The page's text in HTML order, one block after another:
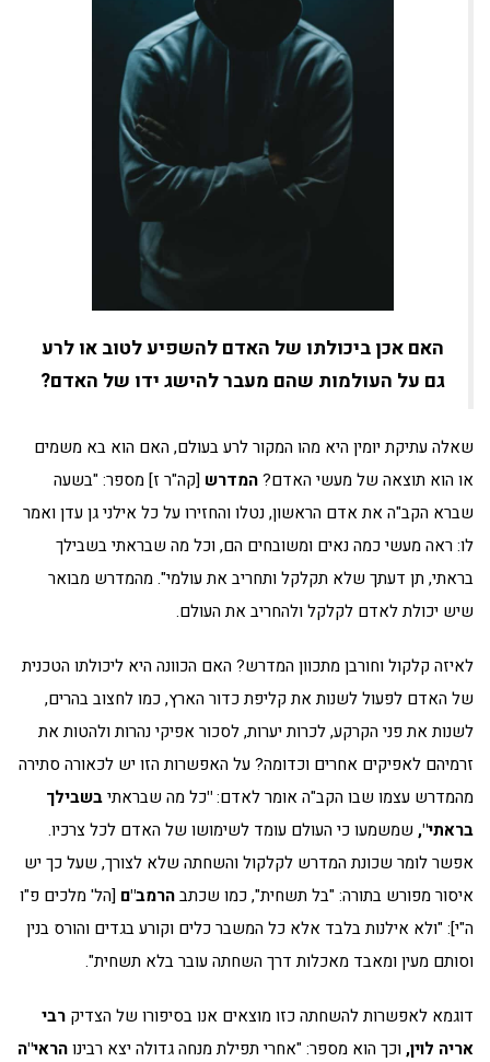
האם אכן ביכולתו של האדם להשפיע לטוב או לרע
גם על העולמות שהם מעבר להישג ידו של האדם?
שאלה עתיקת יומין היא מהו המקור לרע בעולם, האם הוא בא משמים
או הוא תוצאה של מעשי האדם?המדרש [קה"ר ז] מספר: "בשעה
שברא הקב"ה את אדם הראשון, נטלו והחזירו על כל אילני גן עדן ואמר
לו: ראה מעשי כמה נאים ומשובחים הם, וכל מה שבראתי בשבילך
בראתי, תן דעתך שלא תקלקל ותחריב את עולמי". מהמדרש מבואר
שיש יכולת לאדם לקלקל ולהחריב את העולם.
לאיזה קלקול וחורבן מתכוון המדרש? האם הכוונה היא ליכולתו הטכנית
של האדם לפעול לשנות את קליפת כדור הארץ, כמו לחצוב בהרים,
לשנות את פני הקרקע, לכרות יערות, לסכור אפיקי נהרות ולהטות את
זרמיהם לאפיקים אחרים וכדומה? על האפשרות הזו יש לכאורה סתירה
מהמדרש עצמו שבו הקב"ה אומר לאדם:"כל מה שבראתיבשבילך
בראתי", שמשמעו כי העולם עומד לשימושו של האדם לכל צרכיו.
אפשר לומר שכונת המדרש לקלקול והשחתה שלא לצורך, שעל כך יש
איסור מפורש בתורה: "בל תשחית", כמו שכתבהרמב"ם [הל' מלכים פ"ו
ה"י]: "ולא אילנות בלבד אלא כל המשבר כלים וקורע בגדים והורס בנין
וסותם מעין ומאבד מאכלות דרך השחתה עובר בלא תשחית".
דוגמא לאפשרות להשחתה כזו מוצאים אנו בסיפורו של הצדיק רבי
אריה לוין,וכך הוא מספר: "אחרי תפילת מנחה גדולה יצא רבינוהראי"ה